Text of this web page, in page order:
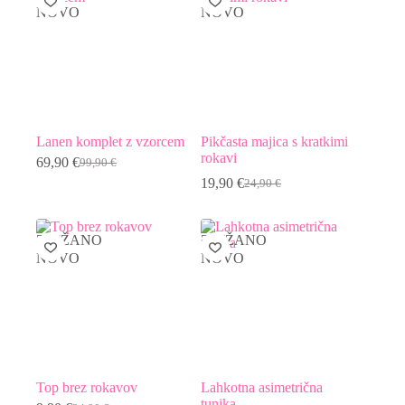
36,90 €.
NOVO
Lanen komplet z vzorcem
99,90€
Izvirna
bila:
99,90 €.
69,90 €Trenutna
69,90 €.
NOVO
Pikčasta majica s kratkimi
rokavi
24,90€
Izvirna
je
bila:
24,90 €.
19,90€Trenutna
je:
19,90 €.
ZNIŽANO
NOVO
Top brez rokavov
ZNIŽANO
NOVO
Lahkotna asimetrična